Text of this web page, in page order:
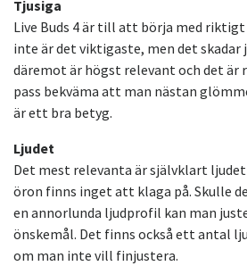
Tjusiga
Live Buds 4 är till att börja med riktigt
inte är det viktigaste, men det skadar
däremot är högst relevant och det är
pass bekväma att man nästan
är ett bra betyg.
Ljudet
Det mest relevanta är självklart
öron finns inget att klaga på. Skulle
en annorlunda ljudprofil kan man
önskemål. Det finns också ett antal
om man inte vill finjustera.